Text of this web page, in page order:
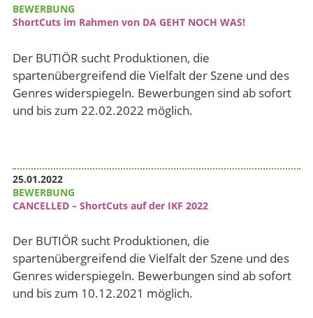
BEWERBUNG
ShortCuts im Rahmen von DA GEHT NOCH WAS!
Der BUTIÖR sucht Produktionen, die
spartenübergreifend die Vielfalt der Szene und des
Genres widerspiegeln. Bewerbungen sind ab sofort
und bis zum 22.02.2022 möglich.
25.01.2022
BEWERBUNG
CANCELLED – ShortCuts auf der IKF 2022
Der BUTIÖR sucht Produktionen, die
spartenübergreifend die Vielfalt der Szene und des
Genres widerspiegeln. Bewerbungen sind ab sofort
und bis zum 10.12.2021 möglich.